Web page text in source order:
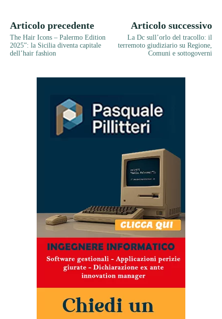
Articolo precedente
The Hair Icons – Palermo Edition
2025”: la Sicilia diventa capitale
dell’hair fashion
Articolo successivo
La Dc sull’orlo del tracollo: il
terremoto giudiziario su Regione,
Comuni e sottogoverni